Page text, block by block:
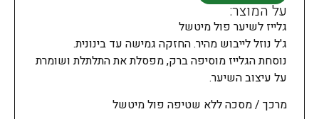
על המוצר:
גלייז לשיער פול מיטשל
ג'ל נוזל לייבוש מהיר. החזקה גמישה עד בינונית.
נוסחת הגלייז מוסיפה ברק, מפסלת את התלתלת ושומרת
על עיצוב השיער.
מרכך / מסכה ללא שטיפה פול מיטשל